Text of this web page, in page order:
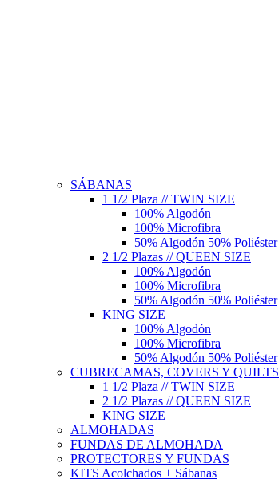
SÁBANAS
1 1/2 Plaza // TWIN SIZE
100% Algodón
100% Microfibra
50% Algodón 50% Poliéster
2 1/2 Plazas // QUEEN SIZE
100% Algodón
100% Microfibra
50% Algodón 50% Poliéster
KING SIZE
100% Algodón
100% Microfibra
50% Algodón 50% Poliéster
CUBRECAMAS, COVERS Y QUILTS
1 1/2 Plaza // TWIN SIZE
2 1/2 Plazas // QUEEN SIZE
KING SIZE
ALMOHADAS
FUNDAS DE ALMOHADA
PROTECTORES Y FUNDAS
KITS Acolchados + Sábanas